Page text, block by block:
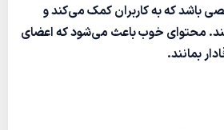
باشد که به کاربران کمک می‌کند و
محتوای خوب باعث می‌شود که اعضای
بمانند.